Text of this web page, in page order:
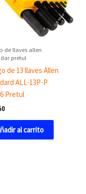
de llaves allen
pretul
de 13 llaves Allen
ALL-13P-P
Pretul
al carrito